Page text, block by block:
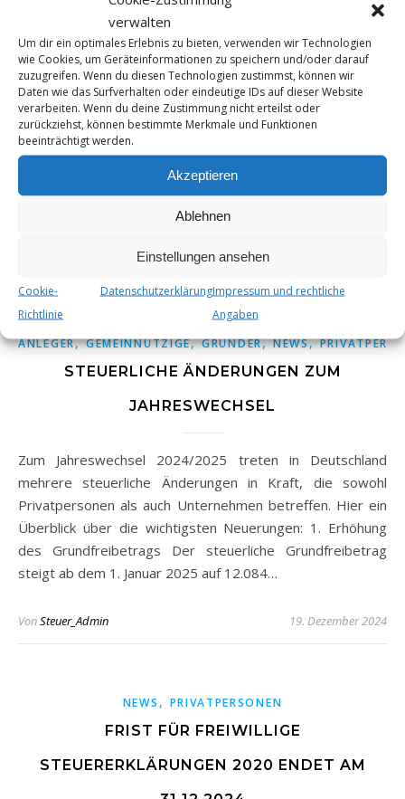
verwalten
Um dir ein optimales Erlebnis zu bieten, verwenden wir Technologien
wie Cookies, um Geräteinformationen zu speichern und/oder darauf
zuzugreifen. Wenn du diesen Technologien zustimmst, können wir
Daten wie das Surfverhalten oder eindeutige IDs auf dieser Website
verarbeiten. Wenn du deine Zustimmung nicht erteilst oder
zurückziehst, können bestimmte Merkmale und Funktionen
beeinträchtigt werden.
Akzeptieren
Ablehnen
Einstellungen ansehen
Cookie-
Richtlinie
DatenschutzerklärungImpressum und rechtliche
Angaben
EXTREMISTISCHE KÖRPERSCHAFTEN
Der Bundesfinanzhof (BFH) hat in einem aktuellen Urteil
entschieden, dass extremistische Körperschaften nicht in
den Genuss der steuerlichen Begünstigungen für
gemeinnützige Organisationen kommen. Diese
Entscheidung hat weitreichende Bedeutung für die
steuerliche Anerkennung von Organisationen, die sich auf
politische Betätigungen konzentrieren.
ANLEGER,GEMEINNÜTZIGE,GRÜNDER,NEWS,
STEUERLICHE ÄNDERUNGEN ZUM
JAHRESWECHSEL
Zum Jahreswechsel 2024/2025 treten in Deutschland
mehrere steuerliche Änderungen in Kraft, die sowohl
Privatpersonen als auch Unternehmen betreffen. Hier ein
Überblick über die wichtigsten Neuerungen: 1. Erhöhung
des Grundfreibetrags Der steuerliche Grundfreibetrag
steigt ab dem 1. Januar 2025 auf 12.084…
VonSteuer_Admin 19. Dezember 2024
NEWS , PRIVATPERSONEN
FRIST FÜR FREIWILLIGE
STEUERERKLÄRUNGEN 2020 ENDET AM